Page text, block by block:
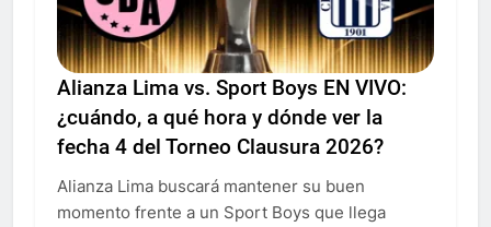
Alianza Lima vs. Sport Boys EN VIVO:
¿cuándo, a qué hora y dónde ver la
fecha 4 del Torneo Clausura 2026?
Alianza Lima buscará mantener su buen
momento frente a un Sport Boys que llega